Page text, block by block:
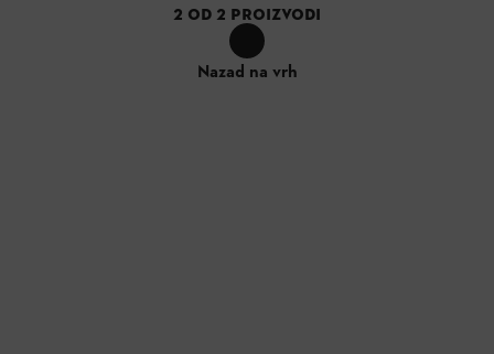
2 OD 2 PROIZVODI
Nazad na vrh